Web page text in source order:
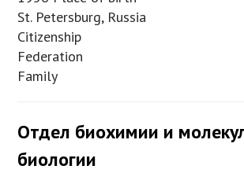
St. Petersburg, Russia
Citizenship
Federation
Family
Отдел биохимии и
биологии